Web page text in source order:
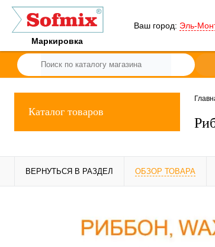
Маркировка
Ваш город: Эль-
Каталог товаров
ВЕРНУТЬСЯ В РАЗДЕЛ ОБЗОР ТОВАРА